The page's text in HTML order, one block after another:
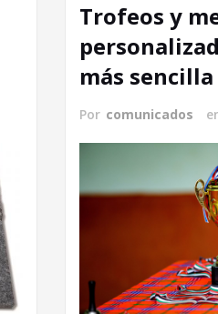
Trofeos y
más
Por comunicados